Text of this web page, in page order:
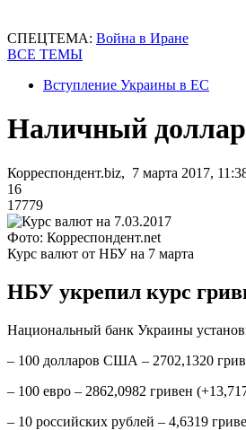
СПЕЦТЕМА: Война в Иране
ВСЕ ТЕМЫ
Вступление Украины в ЕС
Наличный
Корреспондент.biz, 7 марта 2017,
16
17779
Фото: Корреспондент.net
Курс валют от НБУ на 7 марта
НБУ укрепил курс
Национальный банк Украины
– 100 долларов США – 2702,1320
– 100 евро – 2862,0982 гривен
– 10 российских рублей – 4,6319